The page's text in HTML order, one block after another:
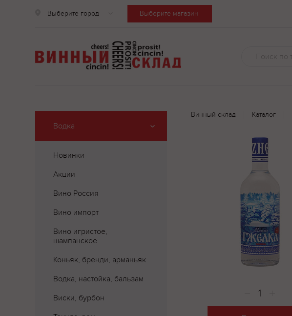
Выберите город Выберите магазин
Водка
Новинки
Акции
Вино Россия
Вино импорт
Вино игристое,
шампанское
Коньяк, бренди, арманьяк
Водка, настойка, бальзам
Виски, бурбон
Винный склад Каталог